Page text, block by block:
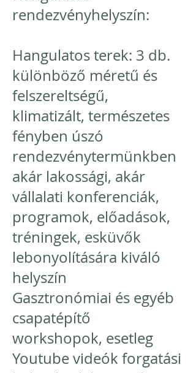
rendezvényhelyszín:
Hangulatos terek: 3 db.
különböző méretű és
felszereltségű,
klimatizált, természetes
fényben úszó
rendezvénytermünkben
akár lakossági, akár
vállalati konferenciák,
programok, előadások,
tréningek, esküvők
lebonyolítására kiváló
helyszín
Gasztronómiai és egyéb
csapatépítő
workshopok, esetleg
Youtube videók forgatási